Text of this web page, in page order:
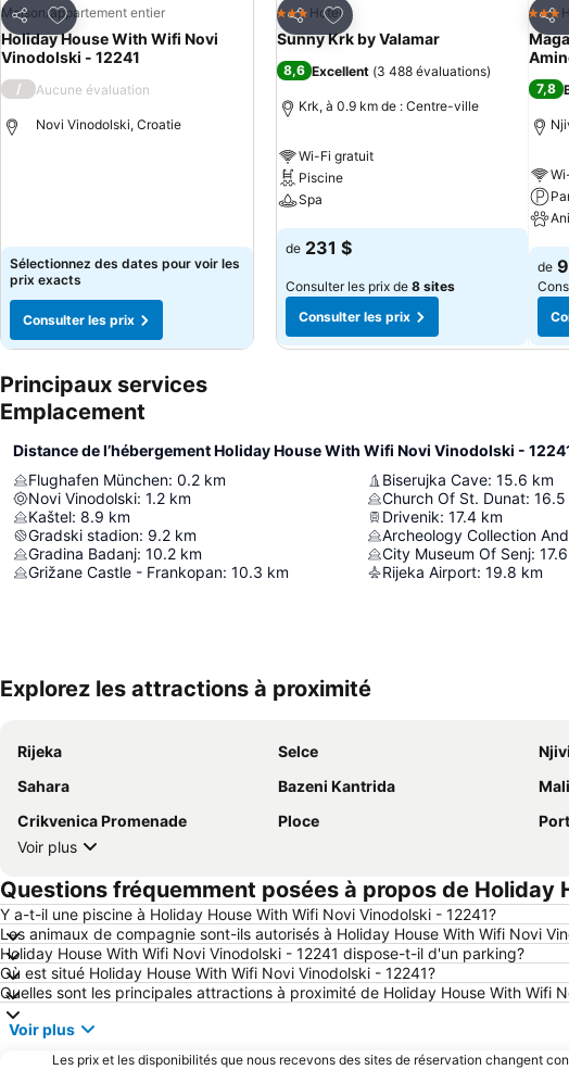
Partager
Ajouter à mes favoris
Maison/appartement entier
Holiday House With Wifi Novi
Vinodolski - 12241
/ Aucune évaluation
Novi Vinodolski, Croatie
Sélectionnez des dates pour voir les
prix exacts
Consulter les prix
Partager
Ajouter à mes favoris
3 ÉtoilesHotel
Sunny Krk by Valamar
8,6 Excellent (3 488 évaluations)
Krk, à 0.9 km de : Centre-ville
Wi-Fi gratuit
Piscine
Spa
Consulter les prix
de 231 $
Consulter les prix de 8 sites
Consulter les prix
3
7,8
de
Principaux services
Emplacement
Distance de l’hébergement Holiday House With Wifi Novi Vinodolski -
Flughafen München: 0.2 km
Novi Vinodolski: 1.2 km
Kaštel: 8.9 km
Gradski stadion: 9.2 km
Gradina Badanj: 10.2 km
Grižane Castle - Frankopan: 10.3 km
Biserujka Cave: 15.6 km
Church Of St. Dunat: 16.5
Drivenik: 17.4 km
City Museum Of Senj: 17.6
Rijeka Airport: 19.8 km
Explorez les attractions à proximité
Rijeka Selce
Sahara
Bazeni Kantrida
Crikvenica Promenade
Ploce
Voir plus
Questions fréquemment posées à propos de
Y a-t-il une piscine à Holiday House With Wifi Novi Vinodolski - 12241?
Les animaux de compagnie sont-ils autorisés à Holiday House With Wifi Novi
Holiday House With Wifi Novi Vinodolski - 12241 dispose-t-il d'un parking?
Où est situé Holiday House With Wifi Novi Vinodolski - 12241?
Quelles sont les principales attractions à proximité de Holiday House With Wifi
Voir plus
Les prix et les disponibilités que nous recevons des sites de réservation changent